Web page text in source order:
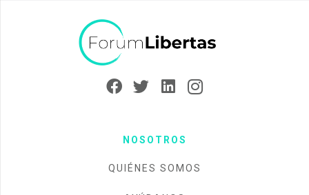
NOSOTROS
QUIÉNES SOMOS